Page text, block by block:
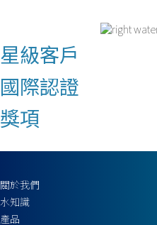
星級客戶
國際認證
獎項
關於我們
水知識
產品